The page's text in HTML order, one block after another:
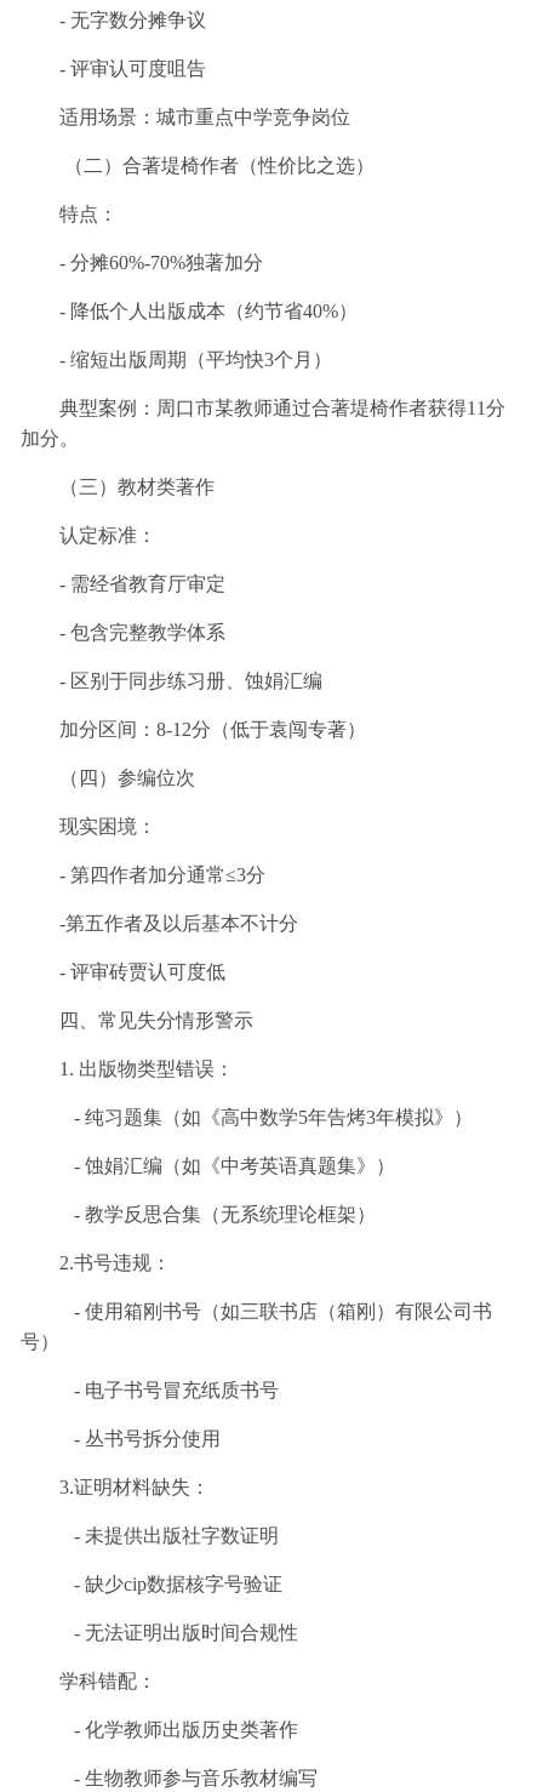
- 无字数分摊争议
- 评审认可度咀告
适用场景：城市重点中学竞争岗位
（二）合著堤椅作者（性价比之选）
特点：
- 分摊60%-70%独著加分
- 降低个人出版成本（约节省40%）
- 缩短出版周期（平均快3个月）
典型案例：周口市某教师通过合著堤椅作者获得11分
加分。
（三）教材类著作
认定标准：
- 需经省教育厅审定
- 包含完整教学体系
- 区别于同步练习册、蚀娟汇编
加分区间：8-12分（低于袁闯专著）
（四）参编位次
现实困境：
- 第四作者加分通常≤3分
-第五作者及以后基本不计分
- 评审砖贾认可度低
四、常见失分情形警示
1. 出版物类型错误：
- 纯习题集（如《高中数学5年告烤3年模拟》）
- 蚀娟汇编（如《中考英语真题集》）
- 教学反思合集（无系统理论框架）
2.书号违规：
- 使用箱刚书号（如三联书店（箱刚）有限公司书
号）
- 电子书号冒充纸质书号
- 丛书号拆分使用
3.证明材料缺失：
- 未提供出版社字数证明
- 缺少cip数据核字号验证
- 无法证明出版时间合规性
学科错配：
- 化学教师出版历史类著作
- 生物教师参与音乐教材编写